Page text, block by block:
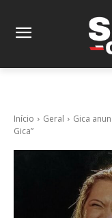
Início Geral
Gica
Gica”